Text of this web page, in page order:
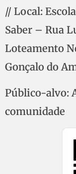
// Local:
Saber – Rua
Loteamento
Gonçalo do
Público-alvo:
comunidade